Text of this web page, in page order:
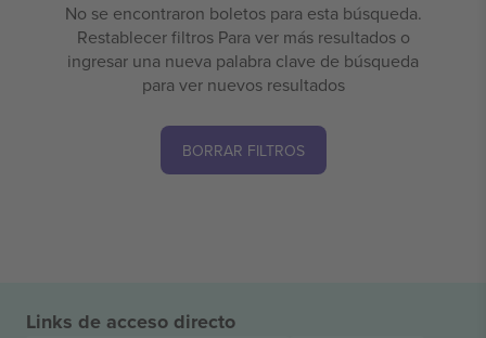
No se encontraron boletos para esta búsqueda.
Restablecer filtros Para ver más resultados o
ingresar una nueva palabra clave de búsqueda
para ver nuevos resultados
BORRAR FILTROS
Links de acceso directo